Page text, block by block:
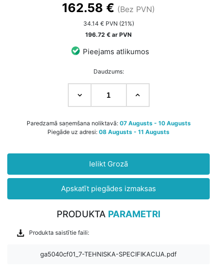
162.58 € (Bez PVN)
34.14 € PVN (21%)
196.72 € ar PVN
Pieejams atlikumos
Daudzums:
Paredzamā saņemšana noliktavā: 07 Augusts - 10 Augusts
Piegāde uz adresi: 08 Augusts - 11 Augusts
Ielikt Grozā
Apskatīt piegādes izmaksas
PRODUKTA PARAMETRI
Produkta saistītie faili:
ga5040cf01_7-TEHNISKA-SPECIFIKACIJA.pdf